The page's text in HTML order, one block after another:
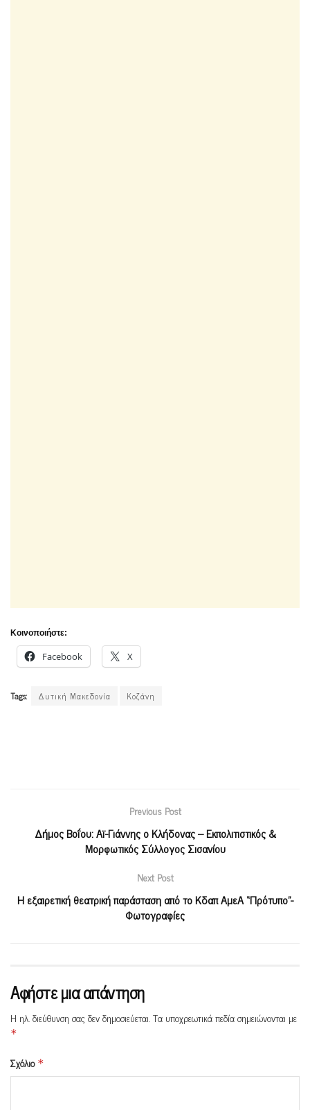
Κοινοποιήστε:
Facebook X
Tags: Δυτική Μακεδονία Κοζάνη
Previous Post
Δήμος Βοΐου: Αϊ-Γιάννης ο Κλήδονας – Εκπολιτιστικός &
Μορφωτικός Σύλλογος Σισανίου
Next Post
Η εξαιρετική θεατρική παράσταση από το Κδαπ ΑμεΑ “Πρότυπο”-
Φωτογραφίες
Αφήστε μια απάντηση
Η ηλ. διεύθυνση σας δεν δημοσιεύεται.Τα υποχρεωτικά πεδία σημειώνονται με
*
Σχόλιο *